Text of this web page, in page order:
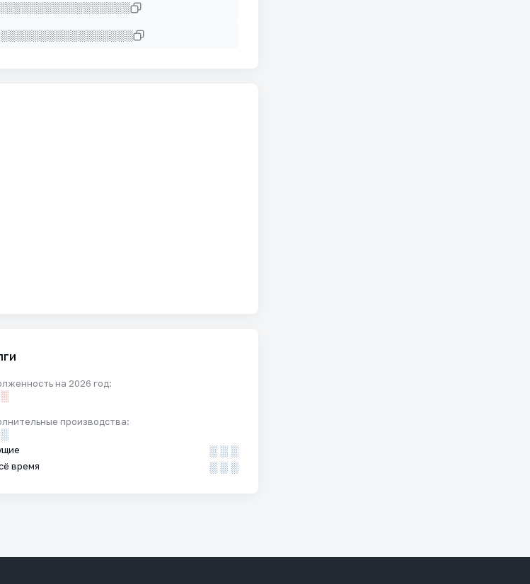
░░░░░░░░░░░░░░░░░
на 2026 год:
производства:
░ ░ ░
время ░ ░ ░